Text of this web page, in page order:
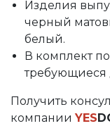
Изделия
черный
белый.
В комплект
требующиеся
Получить
компании YES